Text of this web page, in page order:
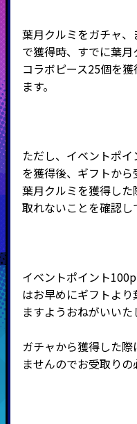
葉月クルミをガチャ
で獲得時、すでに葉
コラボピース25個を
ます。
ただし、イベントポ
を獲得後、ギフトか
葉月クルミを獲得し
取れないことを確認し
イベントポイント
はお早めにギフトよ
ますようおねがいいた
ガチャから獲得した
ませんのでお受取りの